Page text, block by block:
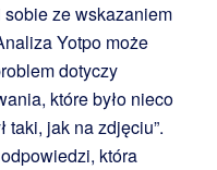
ze wskazaniem
Yotpo może
dotyczy
które było nieco
taki, jak na zdjęciu”.
która